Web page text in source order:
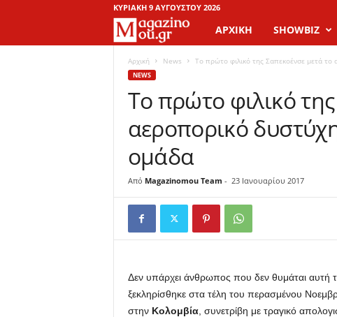
ΚΥΡΙΑΚΉ 9 ΑΥΓΟΎΣΤΟΥ 2026
a
i
n
M
ΑΡΧΙΚΉ SHOWBIZ
Αρχική News Το πρώτο φιλικό της Σαπεκοένσε μετά το
NEWS
Το πρώτο φιλικό
αεροπορικό
ομάδα
Από Magazinomou Team - 23 Ιανουαρίου 2017
Δεν υπάρχει άνθρωπος που δεν θυμάται αυτή
ξεκληρίσθηκε στα τέλη του περασμένου
στην Κολομβία, συνετρίβη με τραγικό